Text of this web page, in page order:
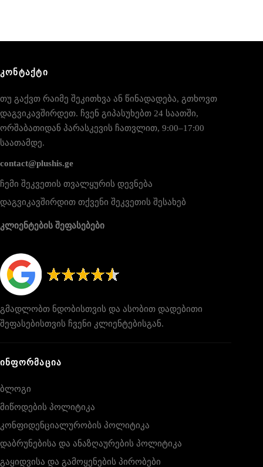
ᲙᲝᲜᲢᲐᲥᲢᲘ
თუ გაქვთ რაიმე შეკითხვა ან წინადადება, გთხოვთ
დაგვიკავშირდეთ. ჩვენ გიპასუხებთ 24 საათში,
ორშაბათიდან პარასკევის ჩათვლით, 9:00–17:00
საათამდე.
contact@plushis.ge
ჩემი შეკვეთის თვალყურის დევნება
დაგვიკავშირდით თქვენი შეკვეთის შესახებ
კლიენტების შეფასებები
გმადლობთ ნდობისთვის და ასობით დადებითი
შეფასებისთვის ჩვენი კლიენტებისგან.
ᲘᲜᲤᲝᲠᲛᲐᲪᲘᲐ
ბლოგი
მიწოდების პოლიტიკა
კონფიდენციალურობის პოლიტიკა
დაბრუნებისა და ანაზღაურების პოლიტიკა
გაყიდვისა და გამოყენების პირობები